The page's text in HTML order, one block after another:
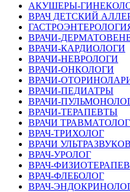
АКУШЕРЫ-
ВРАЧ ДЕТСКИЙ
ВРАЧИ-
ВРАЧИ-КАРДИОЛОГИ
ВРАЧИ-НЕВРОЛОГИ
ВРАЧИ-ОНКОЛОГИ
ВРАЧИ-
ВРАЧИ-ПЕДИАТРЫ
ВРАЧИ-
ВРАЧИ-ТЕРАПЕВТЫ
ВРАЧИ
ВРАЧ-ТРИХОЛОГ
ВРАЧИ
ВРАЧ-УРОЛОГ
ВРАЧ-
ВРАЧ-ФЛЕБОЛОГ
ВРАЧ-